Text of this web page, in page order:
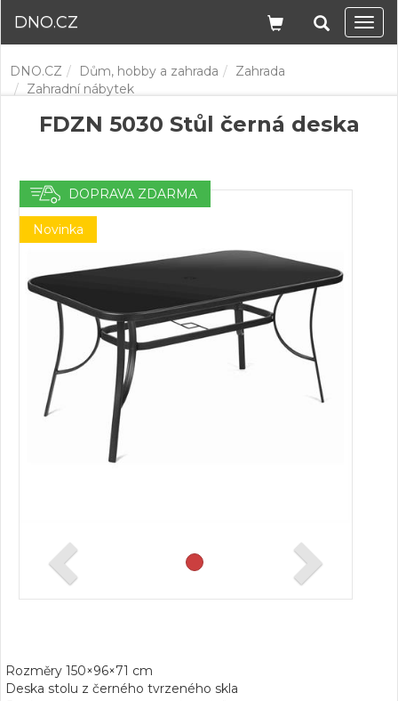
DNO.CZ
DNO.CZ Dům, hobby a zahrada
Zahrada
Zahradní nábytek
FDZN 5030 Stůl černá deska
DOPRAVA ZDARMA
Novinka
Rozměry 150×96×71 cm
Deska stolu z černého tvrzeného skla